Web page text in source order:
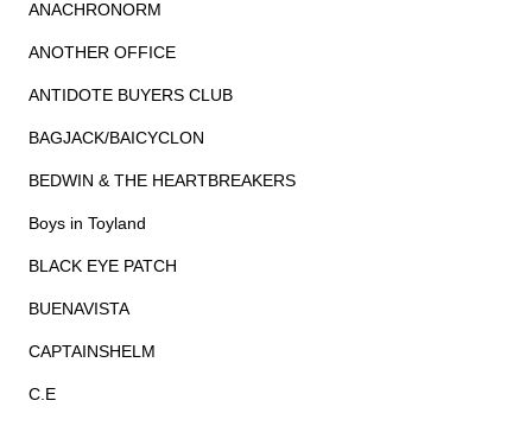
ANACHRONORM
ANOTHER OFFICE
ANTIDOTE BUYERS CLUB
BAGJACK/BAICYCLON
BEDWIN & THE HEARTBREAKERS
Boys in Toyland
BLACK EYE PATCH
BUENAVISTA
CAPTAINSHELM
C.E